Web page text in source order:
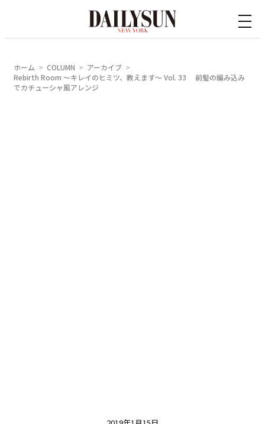
ホーム COLUMN
アーカイブ
Rebirth Room 〜キレイのヒミツ、教えます〜 Vol. 33 前髪の編み込み
でカチューシャ風アレンジ